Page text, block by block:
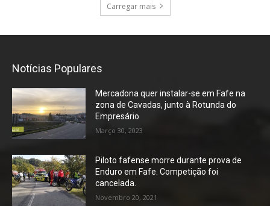
Carregar mais
Notícias Populares
Mercadona quer instalar-se em Fafe na
zona de Cavadas, junto à Rotunda do
Empresário
Março 30, 2023
Piloto fafense morre durante prova de
Enduro em Fafe. Competição foi
cancelada.
Novembro 20, 2021